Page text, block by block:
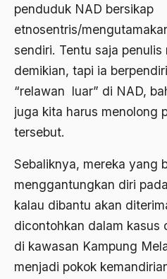
penduduk NAD bersikap
etnosentris/
sendiri. Tentu saja
demikian, tapi ia
“relawan luar” di NAD,
juga kita harus menolong
tersebut.
Sebaliknya, mereka yang
menggantungkan diri
kalau dibantu akan
dicontohkan dalam kasus
di kawasan Kampung
menjadi pokok
Alexander Solzhenitsyin
Ali Khomeini
Ali Murtopo
Ali Shariati
Aliran AHmadiyah
Aliran Kepercayaan
Alistair Cook